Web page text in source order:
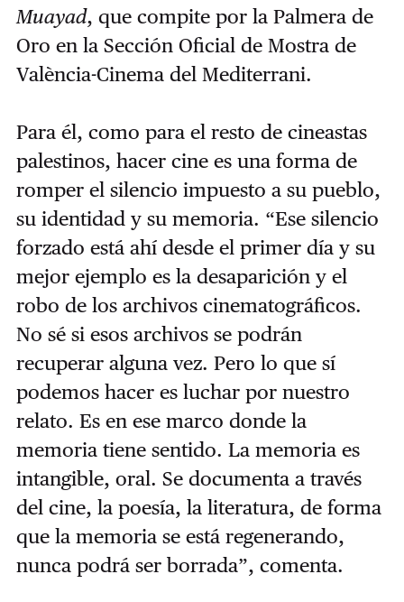
Muayad, que compite por la Palmera de
Oro en la Sección Oficial de Mostra de
València-Cinema del Mediterrani.
Para él, como para el resto de cineastas
palestinos, hacer cine es una forma de
romper el silencio impuesto a su pueblo,
su identidad y su memoria. “Ese silencio
forzado está ahí desde el primer día y su
mejor ejemplo es la desaparición y el
robo de los archivos cinematográficos.
No sé si esos archivos se podrán
recuperar alguna vez. Pero lo que sí
podemos hacer es luchar por nuestro
relato. Es en ese marco donde la
memoria tiene sentido. La memoria es
intangible, oral. Se documenta a través
del cine, la poesía, la literatura, de forma
que la memoria se está regenerando,
nunca podrá ser borrada”, comenta.